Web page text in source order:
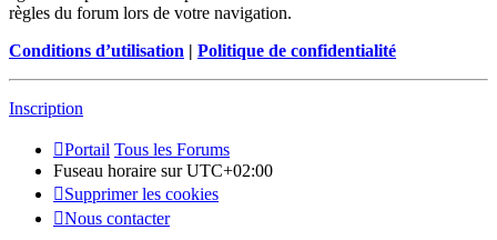
règles du forum lors de votre navigation.
Conditions d’utilisation | Politique de confidentialité
Inscription
Portail Tous les Forums
Fuseau horaire surUTC+02:00
Supprimer les cookies
Nous contacter